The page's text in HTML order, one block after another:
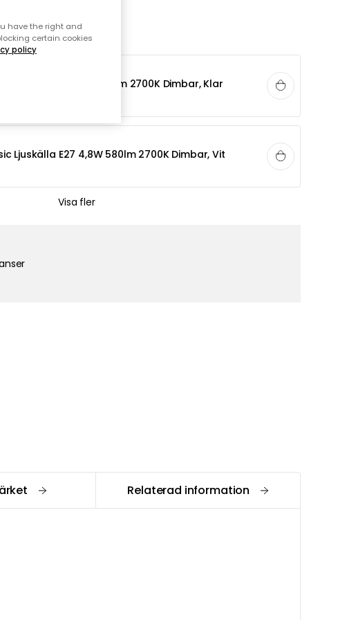
Ljuskälla E27 5W 560lm 2700K Dimbar, Klar
Ljuskälla E27 4,8W 580lm 2700K Dimbar, Vit
Visa fler
Relaterad information
have the right and
certain cookies
policy